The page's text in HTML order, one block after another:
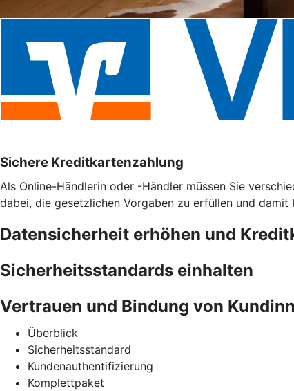
Sichere Kreditkartenzahlung
Als Online-Händlerin oder -Händler müssen Sie
dabei, die gesetzlichen Vorgaben zu erfüllen und
Datensicherheit erhöhen und
Sicherheitsstandards einhalten
Vertrauen und Bindung von
Überblick
Sicherheitsstandard
Kundenauthentifizierung
Komplettpaket